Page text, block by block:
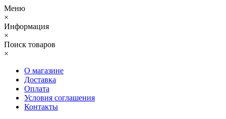
Меню
×
Информация
×
Поиск товаров
×
О магазине
Доставка
Оплата
Условия соглашения
Контакты